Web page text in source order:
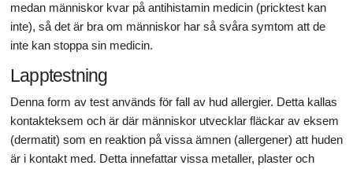
medan människor kvar på antihistamin medicin (pricktest kan
inte), så det är bra om människor har så svåra symtom att de
inte kan stoppa sin medicin.
Lapptestning
Denna form av test används för fall av hud allergier. Detta kallas
kontakteksem och är där människor utvecklar fläckar av eksem
(dermatit) som en reaktion på vissa ämnen (allergener) att huden
är i kontakt med. Detta innefattar vissa metaller, plaster och